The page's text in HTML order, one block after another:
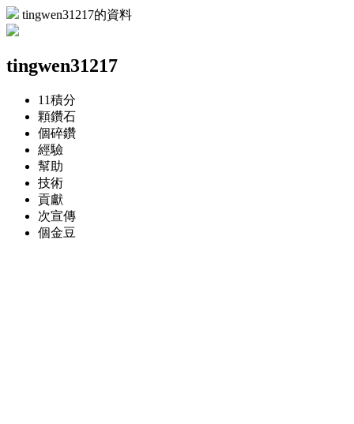
tingwen31217的資料
tingwen31217
11積分
顆鑽石
個碎鑽
經驗
幫助
技術
貢獻
次宣傳
個金豆